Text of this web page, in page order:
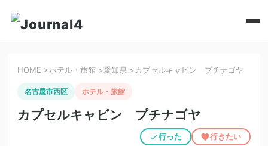
HOME >ホテル・旅館 >愛知県 > カプセルキャビン プチナゴヤ
名古屋市西区 ホテル・旅館
カプセルキャビン プチナゴヤ
行った 行きたい